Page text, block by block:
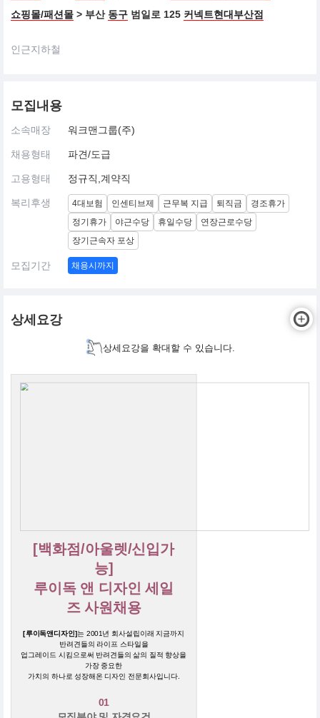
쇼핑몰/패션몰 > 부산 동구 범일로 125 커넥트현대부산점
인근지하철
모집내용
소속매장 워크맨그룹(주)
채용형태 파견/도급
고용형태 정규직,계약직
복리후생 4대보험 인센티브제 근무복 지급 퇴직금
경조휴가
정기휴가
야근수당 휴일수당
연장근로수당
장기근속자 포상
모집기간 채용시까지
상세요강
상세요강을 확대할 수 있습니다.
[백화점/아울렛/신입가
능]
루이독 앤 디자인 세일
즈 사원채용
[루이독앤디자인]는 2001년 회사설립이래 지금까지
반려견들의 라이프 스타일을
업그레이드 시킴으로써 반려견들의 삶의 질적 향상을
가장 중요한
가치의 하나로 성장해온 디자인 전문회사입니다.
01